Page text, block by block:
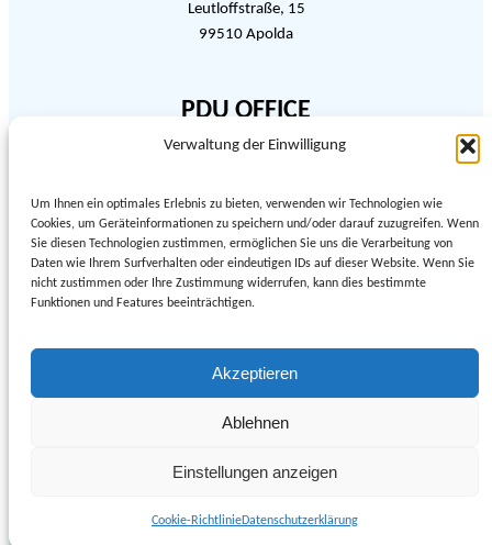
Verwaltung der Einwilligung
Um Ihnen ein optimales Erlebnis zu bieten, verwenden wir Technologien wie
Cookies, um Geräteinformationen zu speichern und/oder darauf zuzugreifen. Wenn
Sie diesen Technologien zustimmen, ermöglichen Sie uns die Verarbeitung von
Daten wie Ihrem Surfverhalten oder eindeutigen IDs auf dieser Website. Wenn Sie
nicht zustimmen oder Ihre Zustimmung widerrufen, kann dies bestimmte
Funktionen und Features beeinträchtigen.
Akzeptieren
Ablehnen
Einstellungen anzeigen
Cookie-RichtlinieDatenschutzerklärung
Leutloffstraße, 15
99510 Apolda
PDU OFFICE
Beratungscentrum
E-mail: pidtrymkaderukraine@gmail.com
Glockenhofcenter, Leutloffstraße, 44
99510 Apolda
Datenschutz